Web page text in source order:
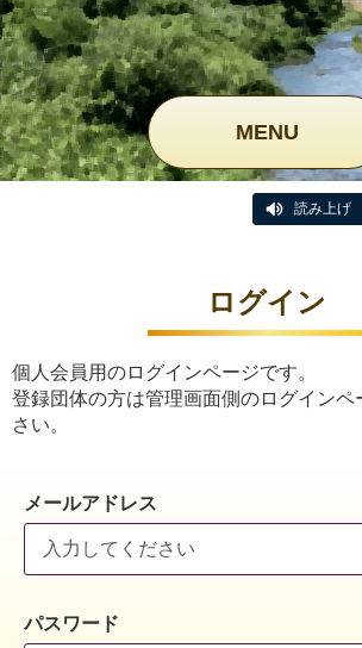
MENU
読み上げ
ログイン
個人会員用のログインページです。
登録団体の方は管理画面側のログインペ
さい。
メールアドレス
パスワード